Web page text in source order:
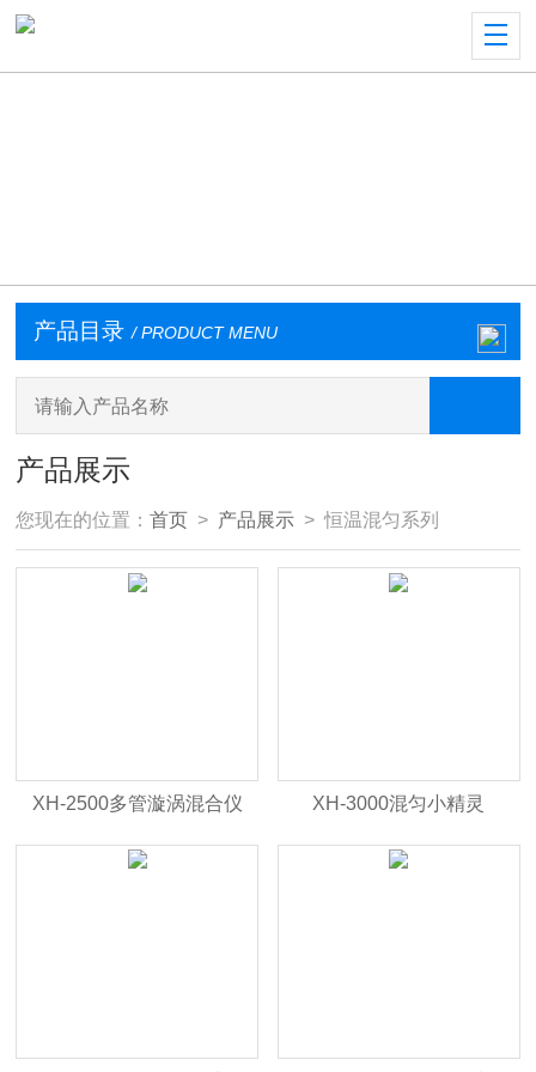
产品目录 / PRODUCT MENU
产品展示
您现在的位置：首页 > 产品展示 > 恒温混匀系列
XH-2500多管漩涡混合仪 XH-3000混匀小精灵